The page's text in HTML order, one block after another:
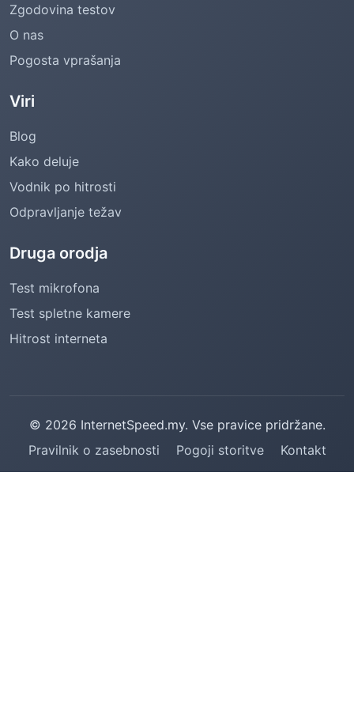
Zgodovina testov
O nas
Pogosta vprašanja
Viri
Blog
Kako deluje
Vodnik po hitrosti
Odpravljanje težav
Druga orodja
Test mikrofona
Test spletne kamere
Hitrost interneta
© 2026 InternetSpeed.my. Vse pravice pridržane.
Pravilnik o zasebnosti
Pogoji storitve Kontakt